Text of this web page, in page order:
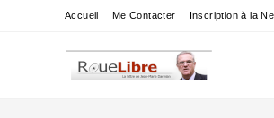
Accueil Me Contacter Inscription à la